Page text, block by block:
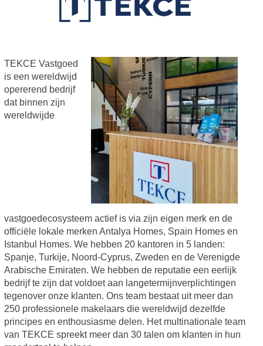
TEKCE Vastgoed
is een wereldwijd
opererend bedrijf
dat binnen zijn
wereldwijde
vastgoedecosysteem actief is via zijn eigen merk en de
officiële lokale merken Antalya Homes, Spain Homes en
Istanbul Homes. We hebben 20 kantoren in 5 landen:
Spanje, Turkije, Noord-Cyprus, Zweden en de Verenigde
Arabische Emiraten. We hebben de reputatie een eerlijk
bedrijf te zijn dat voldoet aan langetermijnverplichtingen
tegenover onze klanten. Ons team bestaat uit meer dan
250 professionele makelaars die wereldwijd dezelfde
principes en enthousiasme delen. Het multinationale team
van TEKCE spreekt meer dan 30 talen om klanten in hun